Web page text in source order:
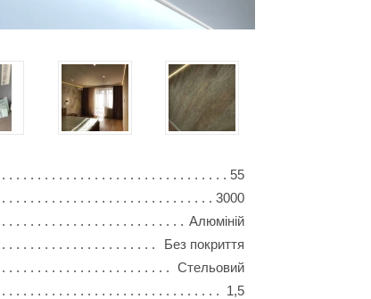
55
3000
Алюміній
Без покриття
Стельовий
1,5